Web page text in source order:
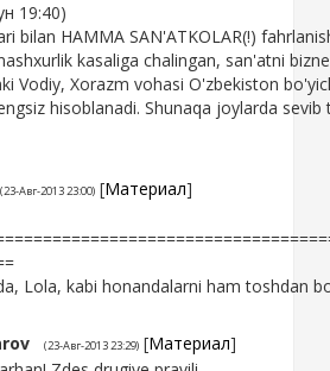
19:40)
bilan HAMMA SAN'ATKOLAR(!)
kasaliga chalingan, san'atni
Vodiy, Xorazm vohasi O'zbekiston
hisoblanadi. Shunaqa joylarda
(23-Авг-2013 23:00) [Материал]
Lola, kabi honandalarni ham toshdan
(23-Авг-2013 23:29) [Материал]